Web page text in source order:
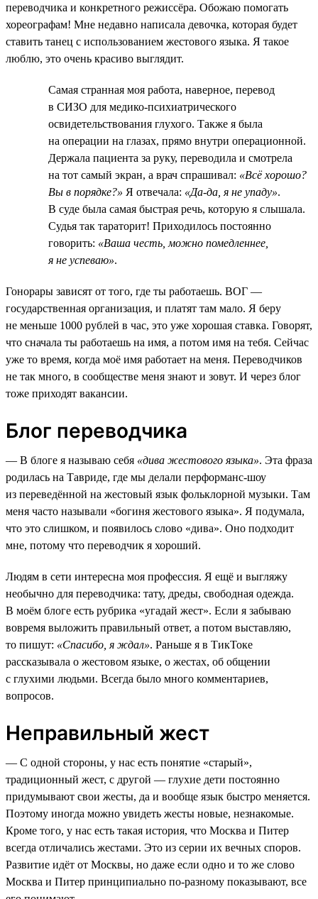
переводчика и конкретного режиссёра. Обожаю помогать
хореографам! Мне недавно написала девочка, которая будет
ставить танец с использованием жестового языка. Я такое
люблю, это очень красиво выглядит.
Самая странная моя работа, наверное, перевод
в СИЗО для медико-психиатрического
освидетельствования глухого. Также я была
на операции на глазах, прямо внутри операционной.
Держала пациента за руку, переводила и смотрела
на тот самый экран, а врач спрашивал: «Всё хорошо?
Вы в порядке?» Я отвечала: «Да-да, я не упаду».
В суде была самая быстрая речь, которую я слышала.
Судья так тараторит! Приходилось постоянно
говорить: «Ваша честь, можно помедленнее,
я не успеваю».
Гонорары зависят от того, где ты работаешь. ВОГ —
государственная организация, и платят там мало. Я беру
не меньше 1000 рублей в час, это уже хорошая ставка. Говорят,
что сначала ты работаешь на имя, а потом имя на тебя. Сейчас
уже то время, когда моё имя работает на меня. Переводчиков
не так много, в сообществе меня знают и зовут. И через блог
тоже приходят вакансии.
Блог переводчика
— В блоге я называю себя «дива жестового языка». Эта фраза
родилась на Тавриде, где мы делали перформанс-шоу
из переведённой на жестовый язык фольклорной музыки. Там
меня часто называли «богиня жестового языка». Я подумала,
что это слишком, и появилось слово «дива». Оно подходит
мне, потому что переводчик я хороший.
Людям в сети интересна моя профессия. Я ещё и выгляжу
необычно для переводчика: тату, дреды, свободная одежда.
В моём блоге есть рубрика «угадай жест». Если я забываю
вовремя выложить правильный ответ, а потом выставляю,
то пишут: «Спасибо, я ждал». Раньше я в ТикТоке
рассказывала о жестовом языке, о жестах, об общении
с глухими людьми. Всегда было много комментариев,
вопросов.
Неправильный жест
— С одной стороны, у нас есть понятие «старый»,
традиционный жест, с другой — глухие дети постоянно
придумывают свои жесты, да и вообще язык быстро меняется.
Поэтому иногда можно увидеть жесты новые, незнакомые.
Кроме того, у нас есть такая история, что Москва и Питер
всегда отличались жестами. Это из серии их вечных споров.
Развитие идёт от Москвы, но даже если одно и то же слово
Москва и Питер принципиально по-разному показывают, все